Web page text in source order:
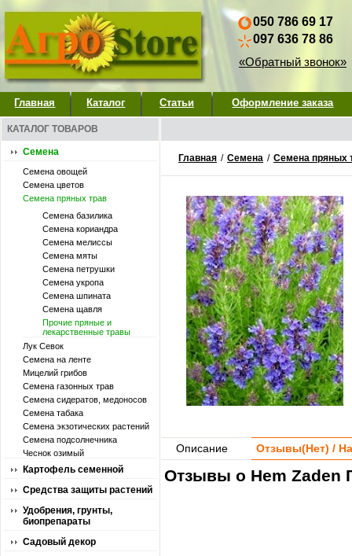
050 786 69 17
097 636 78 86
«Обратный звонок»
Главная Каталог Статьи Оформление заказа
КАТАЛОГ ТОВАРОВ
Семена
Семена овощей
Семена цветов
Семена пряных трав
Семена базилика
Семена кориандра
Семена мелиссы
Семена мяты
Семена петрушки
Семена укропа
Семена шпината
Семена щавля
Прочие пряные и
лекарственные травы
Лук Севок
Семена на ленте
Мицелий грибов
Семена газонных трав
Семена сидератов, медоносов
Семена табака
Семена экзотических растений
Семена подсолнечника
Чеснок озимый
Картофель семенной
Средства защиты растений
Удобрения, грунты,
биопрепараты
Садовый декор
Главная / Семена / Семена пряных
Описание Отзывы(Нет) /
Отзывы о Hem Zaden